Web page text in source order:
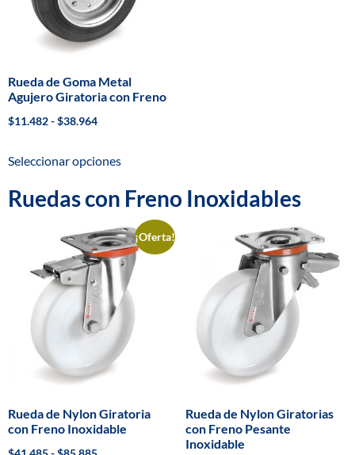
Rueda de Goma Metal
Agujero Giratoria con Freno
$11.482-$38.964
Seleccionar opciones
Ruedas con Freno Inoxidables
¡Oferta!
Rueda de Nylon Giratoria
con Freno Inoxidable
Rueda de Nylon Giratorias
con Freno Pesante
Inoxidable